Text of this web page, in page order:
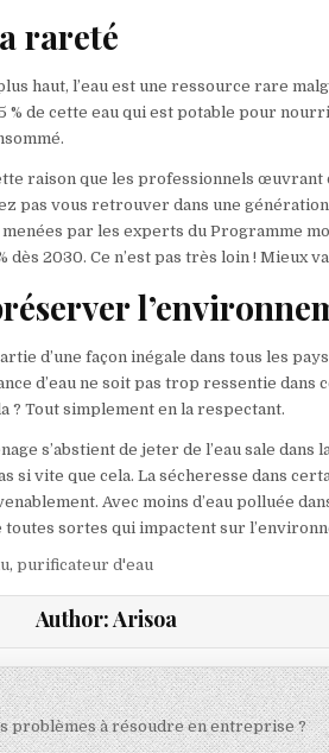
rareté
haut, l’eau est une ressource rare
% de cette eau qui est potable pour
raison que les professionnels œuvrant
pas vous retrouver dans une
par les experts du Programme
dès 2030. Ce n’est pas très loin ! Mieux
d’une façon inégale dans tous les
d’eau ne soit pas trop ressentie
? Tout simplement en la respectant.
s’abstient de jeter de l’eau sale
si vite que cela. La sécheresse dans
Avec moins d’eau polluée
toutes sortes qui impactent sur
,purificateur d'eau
Author:Arisoa
de l’article
problèmes à résoudre en entreprise ?